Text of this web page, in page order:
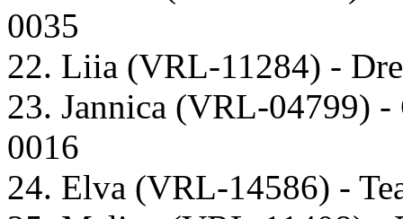
0035
22. Liia (VRL-11284) -
23. Jannica (VRL-04799)
0016
24. Elva (VRL-14586) -